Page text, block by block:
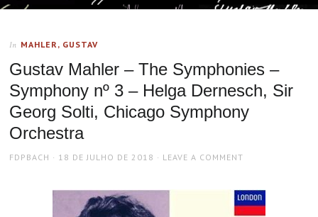
In MAHLER, GUSTAV
Gustav Mahler – The Symphonies –
Symphony nº 3 – Helga Dernesch, Sir
Georg Solti, Chicago Symphony
Orchestra
AUTHOR
FDPBACH
POSTED
18 DE JULHO DE 2018 LEAVE A COMMENT